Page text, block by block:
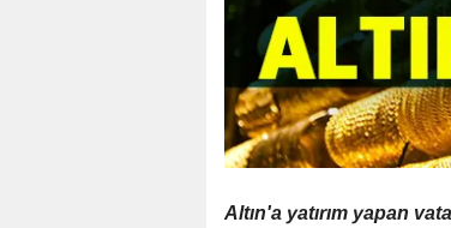
Altın'a yatırım yapan